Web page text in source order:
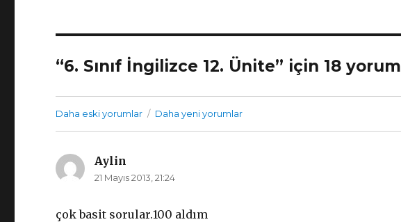
“6. Sınıf İngilizce 12. Ünite” için 18 yorum
Yorum
Daha eski yorumlar Daha yeni yorumlar
Aylin
ki:
21 Mayıs 2013, 21:24
çok basit sorular.100 aldım